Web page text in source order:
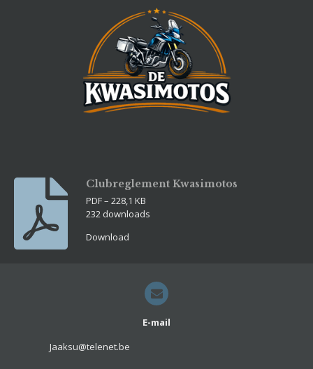
Clubreglement Kwasimotos
PDF – 228,1 KB
232 downloads
Download
E-mail
Jaaksu@telenet.be